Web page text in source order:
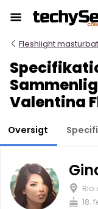
indholdet
Fleshlight
Valentina
Oversigt
Rio
18.